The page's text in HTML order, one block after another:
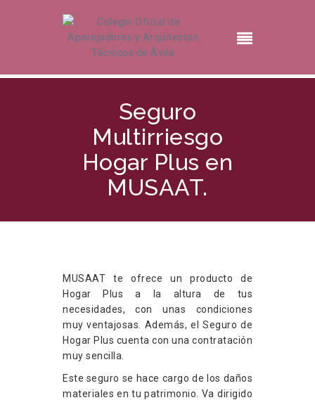
Seguro
Multirriesgo
Hogar Plus en
MUSAAT.
MUSAAT te ofrece un producto de
Hogar Plus a la altura de tus
necesidades, con unas condiciones
muy ventajosas. Además, el Seguro de
Hogar Plus cuenta con una contratación
muy sencilla.
Este seguro se hace cargo de los daños
materiales en tu patrimonio. Va dirigido